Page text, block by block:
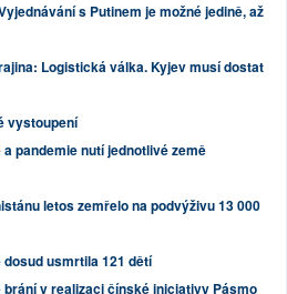
s Putinem je možné jedině, až
Logistická válka. Kyjev musí dostat
vystoupení
pandemie nutí jednotlivé země
letos zemřelo na podvýživu 13 000
usmrtila 121 dětí
brání v realizaci čínské iniciativy Pásmo